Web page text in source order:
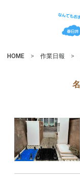
HOME > 作業日報 >